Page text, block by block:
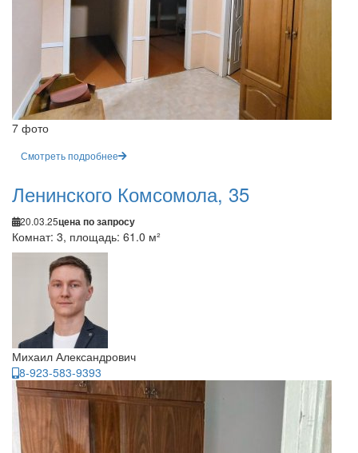
7 фото
Смотреть подробнее
Ленинского Комсомола, 35
20.03.25цена по запросу
Комнат: 3, площадь: 61.0 м²
Михаил Александрович
8-923-583-9393